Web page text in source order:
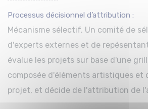
Processus décisionnel d’attribution :
Mécanisme sélectif. Un comité de
d'experts externes et de
évalue les projets sur base d'une
composée d'éléments artistiques et
projet, et décide de l'attribution de